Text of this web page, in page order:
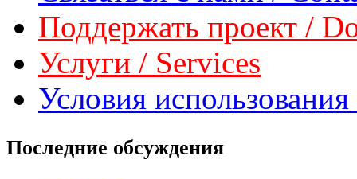
Поддержать проект /
Услуги / Services
Условия
Последние обсуждения